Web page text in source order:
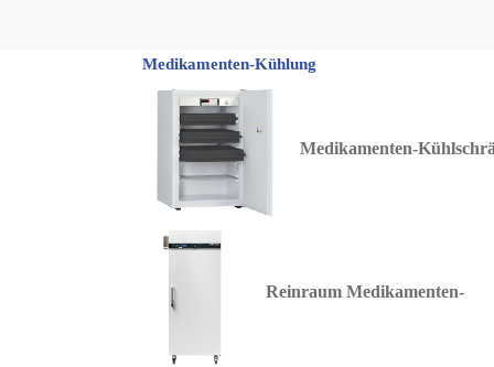
Zum Hauptinhalt springen
Medikamenten-Kühlung
Medikamenten-
Reinraum Medikamenten-